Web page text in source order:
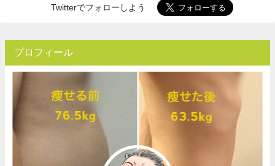
Twitterでフォローしよう
プロフィール